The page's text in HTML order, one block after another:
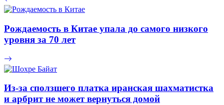
Рождаемость в Китае упала до самого низкого
уровня за 70 лет
Из-за сползшего платка иранская шахматистка
и арбрит не может вернуться домой